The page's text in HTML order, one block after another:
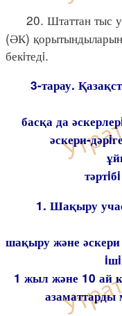
20. Штаттан тыс
(ӘК)
бекiтедi.
3-тарау.
басқа да
әскери-
1. Шақыру
шақыру және
1 жыл және 10 ай